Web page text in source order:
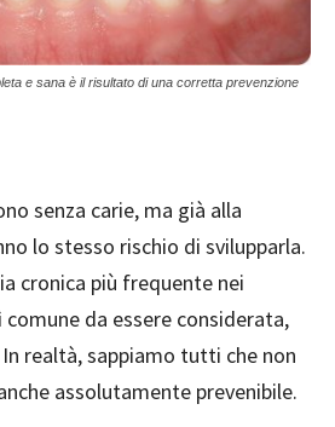
e sana è il risultato di una corretta prevenzione
senza carie, ma già alla
lo stesso rischio di svilupparla.
cronica più frequente nei
comune da essere considerata,
realtà, sappiamo tutti che non
assolutamente prevenibile.